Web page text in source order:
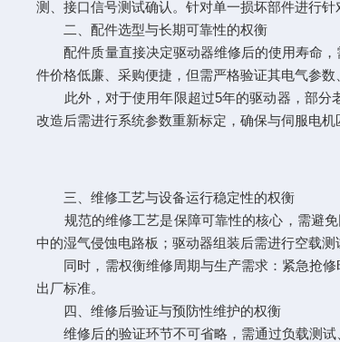
测、接口信号测试确认。针对单一损坏部件进行
二、配件选型与长期可靠性的权衡
配件质量直接决定驱动器维修后的使用寿命，
件价格低廉、采购便捷，但需严格验证其电气参
此外，对于使用年限超过5年的驱动器，部分
改造后需进行系统参数重新标定，确保与伺服电机
三、维修工艺与设备运行稳定性的权衡
规范的维修工艺是保障可靠性的核心，需避免
中的湿气侵蚀电路板；驱动器组装后需进行空载
同时，需权衡维修周期与生产需求：紧急抢修
出厂标准。
四、维修后验证与预防性维护的权衡
维修后的验证环节不可省略，需通过负载测试